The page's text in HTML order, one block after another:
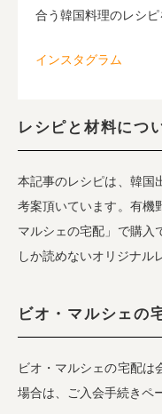
合う韓国料理のレシピ
インスタグラム
レシピと材料につ
本記事のレシピは、韓国
考案頂いています。有機
マルシェの宅配」で購入
しか読めないオリジナル
ビオ・マルシェの
ビオ・マルシェの宅配は
場合は、ご入会手続きペ